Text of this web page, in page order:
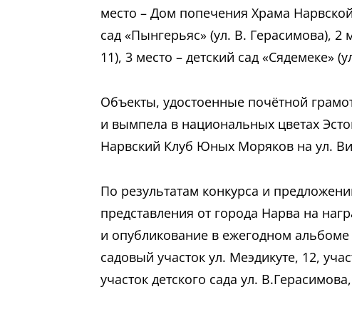
место – Дом попечения Храма
сад «Пынгерьяс» (ул. В. Герасимова), 2
11), 3 место – детский сад «Сядемеке»
Объекты, удостоенные почётной
и вымпела в национальных цветах
Нарвский Клуб Юных Моряков на ул.
По результатам конкурса и
представления от города Нарва на
и опубликование в ежегодном
садовый участок ул. Меэдикуте, 12,
участок детского сада ул.